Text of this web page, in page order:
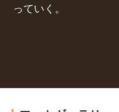
っていく。